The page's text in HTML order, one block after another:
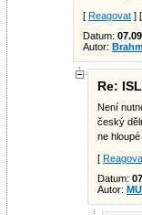
[ Reagovat ] [
Datum:
Autor:
Re:
Není
český
ne hloupé
[
Datum:
Autor: